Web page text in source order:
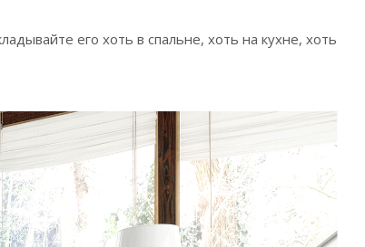
его хоть в спальне, хоть на кухне, хоть